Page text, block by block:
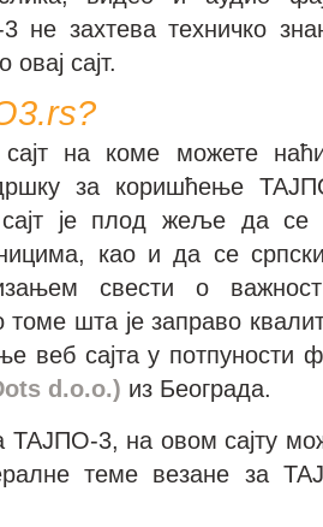
не захтева техничко
сајт.
на коме можете
за коришћење
сајт је плод жеље да
као и да се
свести о
томе шта је заправо
веб сајта у
d.o.o.) из Београда.
ТАЈПО-3, на овом сајту
теме везане за